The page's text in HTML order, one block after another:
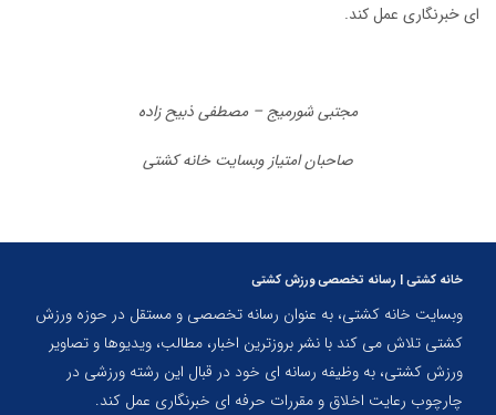
ای خبرنگاری عمل کند.
مجتبی شورمیج – مصطفی ذبیح زاده
صاحبان امتیاز وبسایت خانه کشتی
خانه کشتی | رسانه تخصصی ورزش کشتی
وبسایت خانه کشتی، به عنوان رسانه تخصصی و مستقل در حوزه ورزش
کشتی تلاش می کند با نشر بروزترین اخبار، مطالب، ویدیوها و تصاویر
ورزش کشتی، به وظیفه رسانه ای خود در قبال این رشته ورزشی در
چارچوب رعایت اخلاق و مقررات حرفه ای خبرنگاری عمل کند.